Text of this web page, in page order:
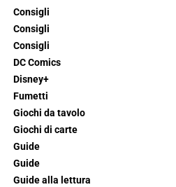
Consigli
Consigli
Consigli
DC Comics
Disney+
Fumetti
Giochi da tavolo
Giochi di carte
Guide
Guide
Guide alla lettura